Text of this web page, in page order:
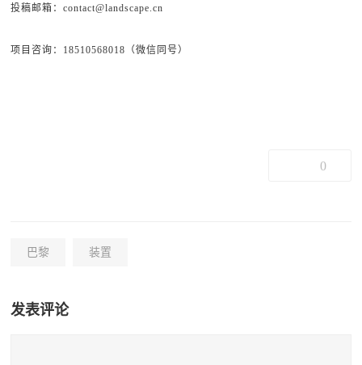
投稿邮箱：contact@landscape.cn
项目咨询：18510568018（微信同号）
0
巴黎 装置
发表评论